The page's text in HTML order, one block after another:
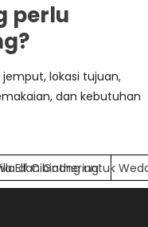
perlu
lokasi tujuan,
dan kebutuhan
dan Gathering
Elf Cibinong untuk